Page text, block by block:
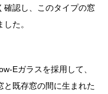
確認し、このタイプの窓
た。
Eガラスを採用して、
と既存窓の間に生まれた